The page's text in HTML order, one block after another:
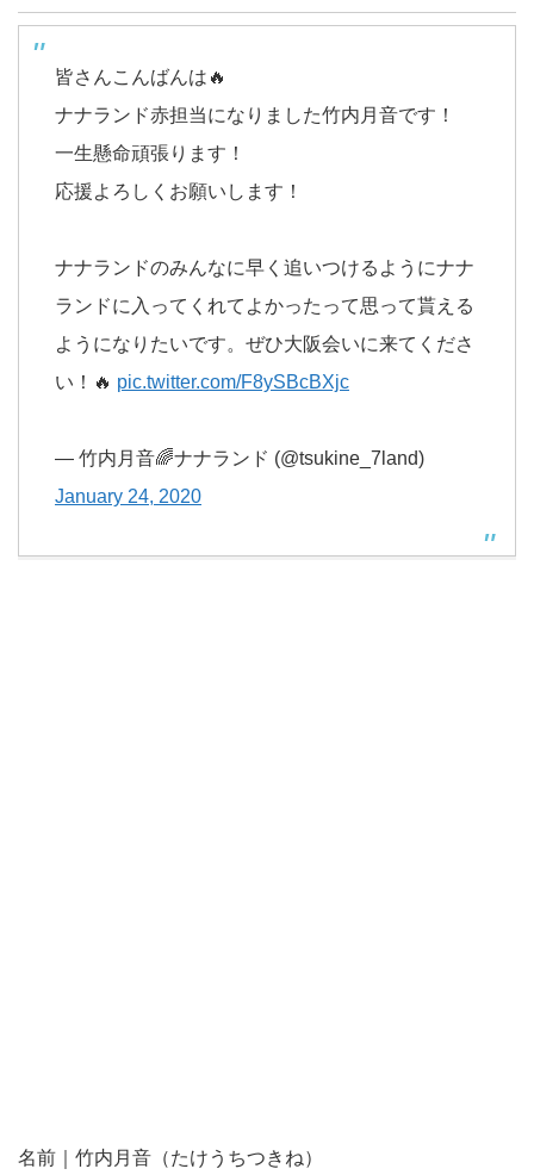
皆さんこんばんは🔥
ナナランド赤担当になりました竹内月音です！
一生懸命頑張ります！
応援よろしくお願いします！
ナナランドのみんなに早く追いつけるようにナナ
ランドに入ってくれてよかったって思って貰える
ようになりたいです。ぜひ大阪会いに来てくださ
い！🔥 pic.twitter.com/F8ySBcBXjc
— 竹内月音🌈ナナランド (@tsukine_7land)
January 24, 2020
名前｜竹内月音（たけうちつきね）